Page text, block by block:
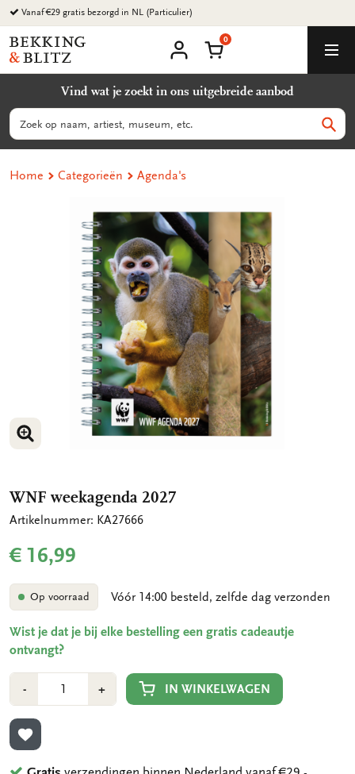
Ga
naar
content
Vanaf €29 gratis bezorgd in NL (Particulier)
Bekking
&
B.V.
account
Winkelmand
0
Vind wat je zoekt in ons uitgebreide aanbod
Zoeken
Home Categorieën Agenda's
VERGROOT AFBEELDING
WNF weekagenda 2027
Artikelnummer: KA27666
€ 16,99
Op voorraad Vóór 14:00 besteld, zelfde dag verzonden
Wist je dat je bij elke bestelling een gratis cadeautje
ontvangt?
-Min
1
+Plus
1
IN WINKELWAGEN
TOEVOEGEN AAN VERLANGLIJST